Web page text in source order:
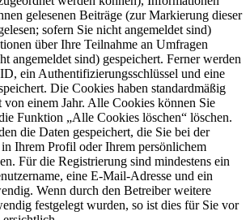
gelesenen Beiträge (zur Markierung dieser
sofern Sie nicht angemeldet sind)
über Ihre Teilnahme an Umfragen
angemeldet sind) gespeichert. Ferner werden
ein Authentifizierungsschlüssel und eine
Die Cookies haben standardmäßig
einem Jahr. Alle Cookies können Sie
Funktion „Alle Cookies löschen“ löschen.
die Daten gespeichert, die Sie bei der
Ihrem Profil oder Ihrem persönlichem
Für die Registrierung sind mindestens ein
eine E-Mail-Adresse und ein
Wenn durch den Betreiber weitere
festgelegt wurden, so ist dies für Sie vor